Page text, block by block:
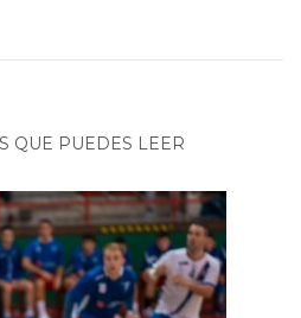
QUE PUEDES LEER